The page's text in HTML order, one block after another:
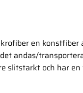
en konstfiber
andas/
slitstarkt och har